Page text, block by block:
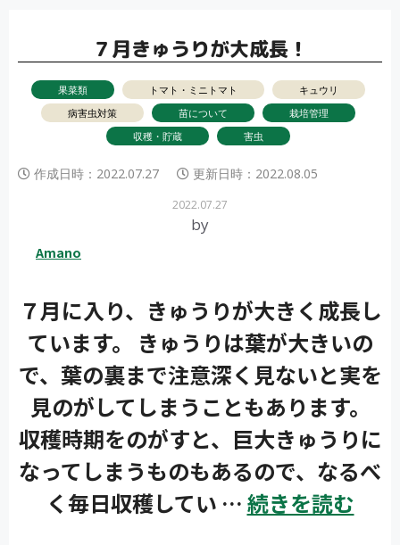
７月きゅうりが大成長！
果菜類 トマト・ミニトマト
キュウリ
病害虫対策
苗について
栽培管理
収穫・貯蔵
害虫
作成日時： 2022.07.27 更新日時： 2022.08.05
2022.07.27
by
Amano
７月に入り、きゅうりが大きく成長し
ています。 きゅうりは葉が大きいの
で、葉の裏まで注意深く見ないと実を
見のがしてしまうこともあります。
収穫時期をのがすと、巨大きゅうりに
なってしまうものもあるので、なるべ
く毎日収穫してい … 続きを読む